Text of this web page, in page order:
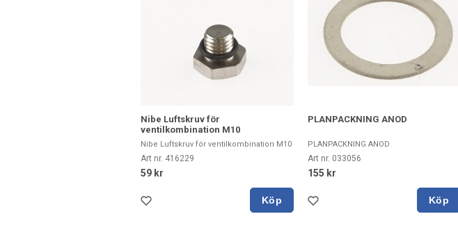
Nibe Luftskruv för
ventilkombination M10
Nibe Luftskruv för ventilkombination M10
Art nr. 416229
59 kr
Köp
PLANPACKNING ANOD
PLANPACKNING ANOD
Art nr. 033056
155 kr
Köp